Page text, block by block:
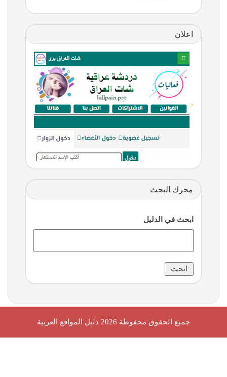
اعلان
<
محرك البحث
ابحث في الدليل
جميع الحقوق محفوظة 2026 دليل المواقع العربية